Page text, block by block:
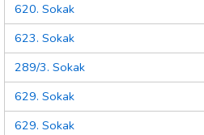
620. Sokak
623. Sokak
289/3. Sokak
629. Sokak
629. Sokak